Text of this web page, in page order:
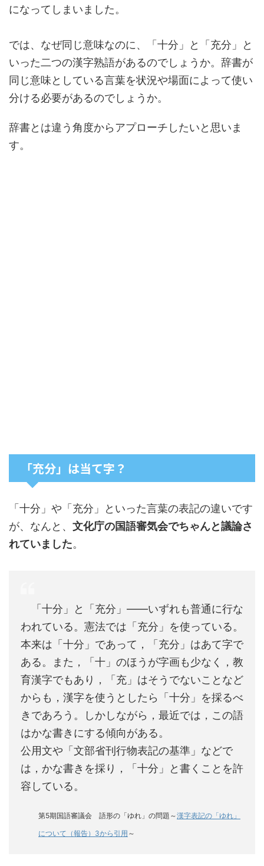
になってしまいました。
では、なぜ同じ意味なのに、「十分」と「充分」と
いった二つの漢字熟語があるのでしょうか。辞書が
同じ意味としている言葉を状況や場面によって使い
分ける必要があるのでしょうか。
辞書とは違う角度からアプローチしたいと思いま
す。
「充分」は当て字？
「十分」や「充分」といった言葉の表記の違いです
が、なんと、 文化庁の国語審気会でちゃんと議論さ
れていました。
「十分」と「充分」――いずれも普通に行な
われている。憲法では「充分」を使っている。
本来は「十分」であって，「充分」はあて字で
ある。また，「十」のほうが字画も少なく，教
育漢字でもあり，「充」はそうでないことなど
からも，漢字を使うとしたら「十分」を採るべ
きであろう。しかしながら，最近では，この語
はかな書きにする傾向がある。
公用文や「文部省刊行物表記の基準」などで
は，かな書きを採り，「十分」と書くことを許
容している。
第5期国語審議会 語形の「ゆれ」の問題～漢字表記の「ゆれ」
について（報告）3から引用 ～